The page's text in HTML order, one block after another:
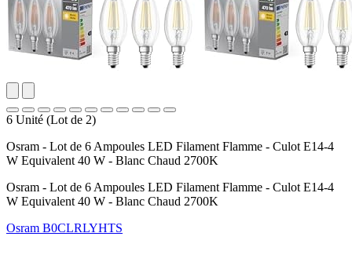
6 Unité (Lot de 2)
Osram - Lot de 6 Ampoules LED Filament Flamme - Culot E14-4
W Equivalent 40 W - Blanc Chaud 2700K
Osram - Lot de 6 Ampoules LED Filament Flamme - Culot E14-4
W Equivalent 40 W - Blanc Chaud 2700K
Osram B0CLRLYHTS